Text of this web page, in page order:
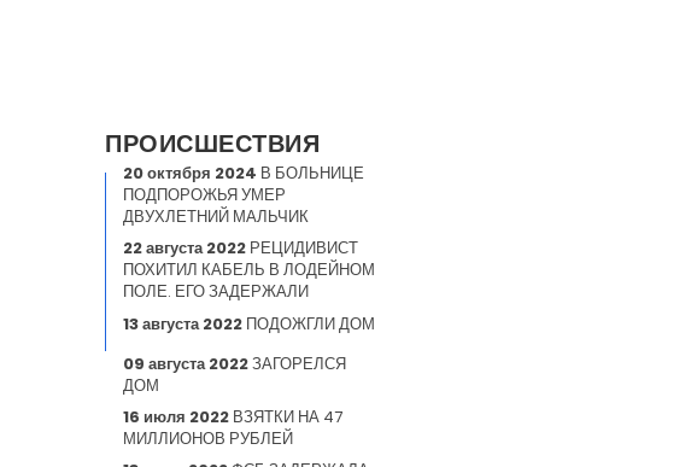
ПРОИСШЕСТВИЯ
20 октября 2024 В БОЛЬНИЦЕ
ПОДПОРОЖЬЯ УМЕР
ДВУХЛЕТНИЙ МАЛЬЧИК
22 августа 2022 РЕЦИДИВИСТ
ПОХИТИЛ КАБЕЛЬ В ЛОДЕЙНОМ
ПОЛЕ. ЕГО ЗАДЕРЖАЛИ
13 августа 2022 ПОДОЖГЛИ ДОМ
09 августа 2022ЗАГОРЕЛСЯ
ДОМ
16 июля 2022 ВЗЯТКИ НА 47
МИЛЛИОНОВ РУБЛЕЙ